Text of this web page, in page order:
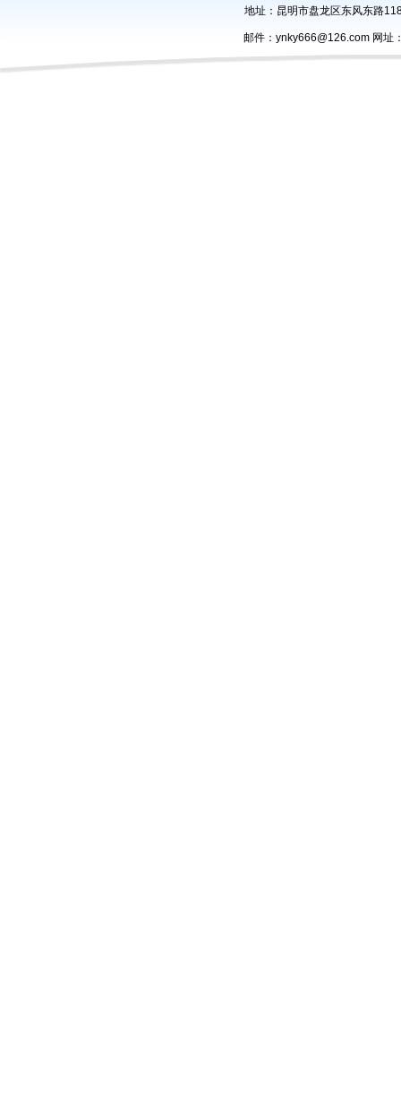
地址：昆明市盘龙区东风东路
邮件：ynky666@126.com 网址